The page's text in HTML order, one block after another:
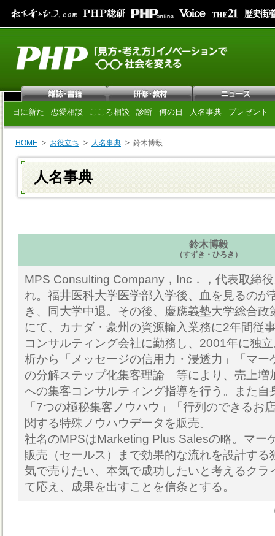
日に新た 恋愛相談 こころ相談 診断 何の日 人名事典 プレゼント
HOME お役立ち 人名事典 鈴木博毅
人名事典
鈴木博毅
（すずき・ひろき）
MPS Consulting Company，Inc．，代表取締
れ。福井医科大学医学部入学後、血を見るのが
き、同大学中退。その後、慶應義塾大学総合政
にて、カナダ・豪州の資源輸入業務に2年間従
コンサルティング会社に勤務し、2001年に独
析から「メッセージの信用力・浸透力」「マー
の分解ステップ化集客理論」等により、売上増
への集客コンサルティング指導を行う。また自
「7つの極秘集客ノウハウ」「行列のできるお
関する特殊ノウハウデータを販売。
社名のMPSはMarketing Plus Salesの略。マー
販売（セールス）まで効果的な流れを設計する
気で売りたい、本気で成功したいと考えるクラ
て応え、成果を出すことを信条とする。